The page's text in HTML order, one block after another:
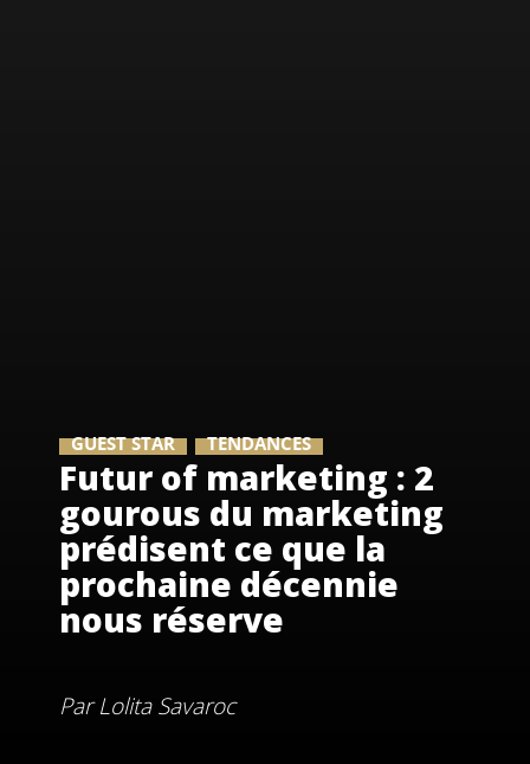
GUEST STAR TENDANCES
Futur of marketing : 2
gourous du marketing
prédisent ce que la
prochaine décennie
nous réserve
ParLolita Savaroc